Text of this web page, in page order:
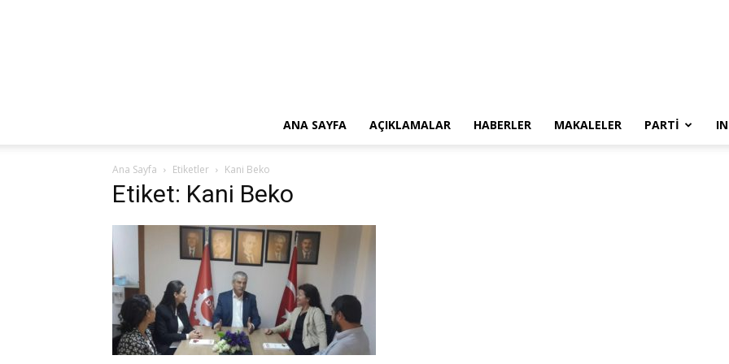
ANA SAYFA AÇIKLAMALAR HABERLER MAKALELER PARTI
Ana Sayfa Etiketler Kani Beko
Etiket: Kani Beko